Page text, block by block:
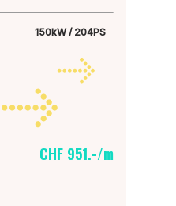
150kW / 204PS
CHF 951.-/m